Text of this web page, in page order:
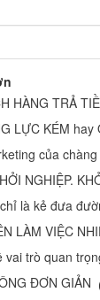
HÀNG TRẢ
LỰC KÉM hay
của
NGHIỆP.
là kẻ đưa
LÀM VIỆC
vai trò quan
ĐƠN GIẢN